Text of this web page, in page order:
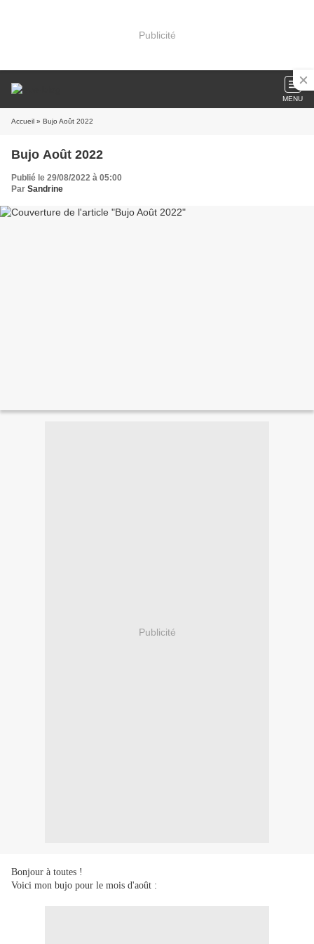
Publicité
MENU
Accueil » Bujo Août 2022
Bujo Août 2022
Publié le 29/08/2022 à 05:00
Par Sandrine
Publicité
Bonjour à toutes !
Voici mon bujo pour le mois d'août :